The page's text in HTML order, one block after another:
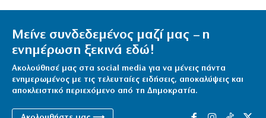
Μείνε συνδεδεμένος μαζί μας – η
ενημέρωση ξεκινά εδώ!
Ακολούθησέ μας στα social media για να μένεις πάντα
ενημερωμένος με τις τελευταίες ειδήσεις, αποκαλύψεις και
αποκλειστικό περιεχόμενο από τη Δημοκρατία.